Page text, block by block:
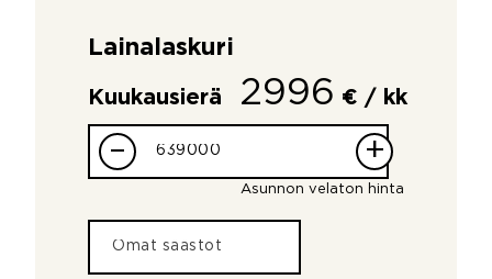
Lainalaskuri
Kuukausierä 2996 € / kk
– +
Asunnon velaton hinta